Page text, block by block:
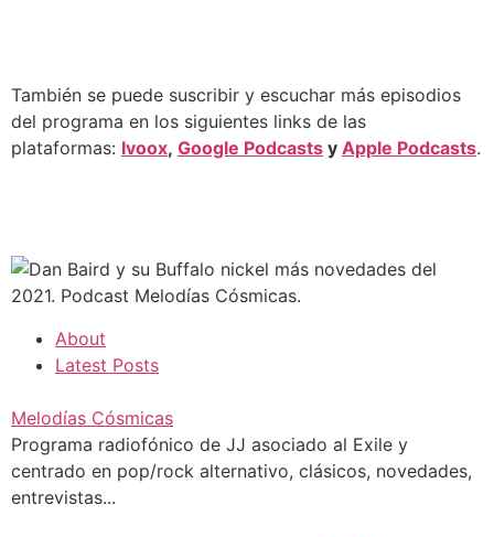
También se puede suscribir y escuchar más episodios
del programa en los siguientes links de las
plataformas: Ivoox, Google Podcasts y Apple Podcasts.
About
Latest Posts
Melodías Cósmicas
Programa radiofónico de JJ asociado al Exile y
centrado en pop/rock alternativo, clásicos, novedades,
entrevistas...